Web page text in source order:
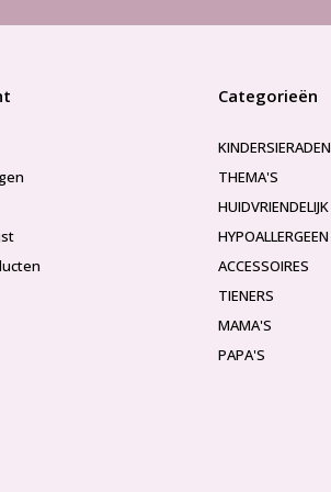
Categorieën
KINDERSIERADEN
THEMA'S
HUIDVRIENDELIJK
HYPOALLERGEEN
ACCESSOIRES
TIENERS
MAMA'S
PAPA'S